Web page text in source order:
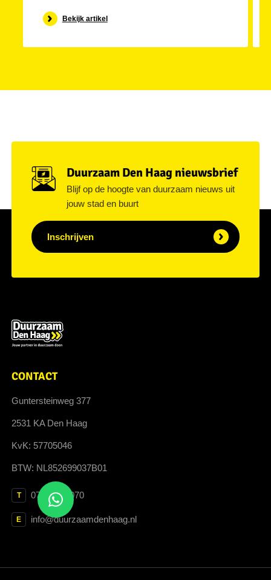
Bekijk artikel
Duurzaam Den Haag nieuwsbrief
Blijf op de hoogte van duurzaam nieuws uit
jouw stad en buurt
Inschrijven
CONTACT
Guntersteinweg 377
2531 KA Den Haag
KvK: 57705046
BTW: NL852699037B01
T 070 364 3070
E info@duurzaamdenhaag.nl